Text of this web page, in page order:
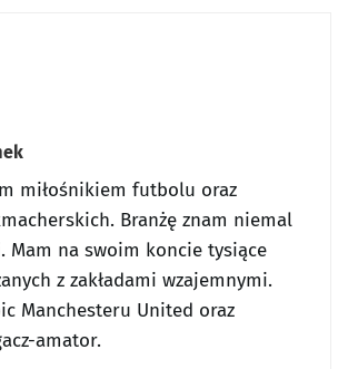
miłośnikiem futbolu oraz
Branżę znam niemal
Mam na swoim koncie tysiące
z zakładami wzajemnymi.
Manchesteru United oraz
amator.